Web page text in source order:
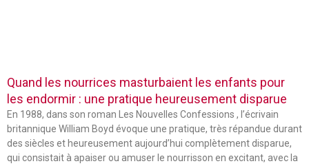
Quand les nourrices masturbaient les enfants pour
les endormir : une pratique heureusement disparue
En 1988, dans son roman Les Nouvelles Confessions , l’écrivain
britannique William Boyd évoque une pratique, très répandue durant
des siècles et heureusement aujourd’hui complètement disparue,
qui consistait à apaiser ou amuser le nourrisson en excitant, avec la